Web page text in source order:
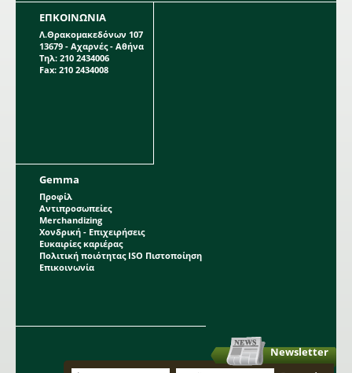
ΕΠΚΟΙΝΩΝΙΑ
Λ.Θρακομακεδόνων 107
13679 - Αχαρνές - Αθήνα
Τηλ: 210 2434006
Fax: 210 2434008
Gemma
Προφίλ
Αντιπροσωπείες
Merchandizing
Χονδρική - Επιχειρήσεις
Ευκαιρίες καριέρας
Πολιτική ποιότητας ISO Πιστοποίηση
Επικοινωνία
Newsletter